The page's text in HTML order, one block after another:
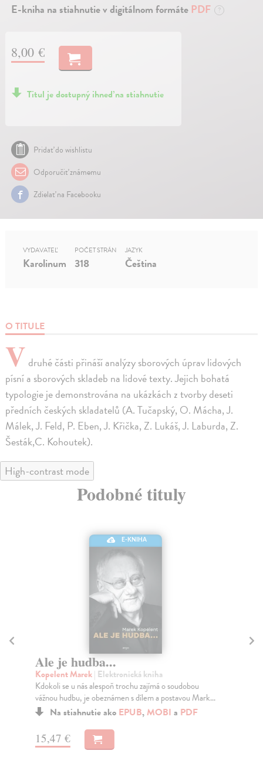
E-kniha na stiahnutie v digitálnom formáte PDF ?
8,00 €
Titul je dostupný ihneď na stiahnutie
Pridať do wishlistu
Odporučiť známemu
Zdielať na Facebooku
O TITULE
V druhé části přináší analýzy sborových úprav lidových
písní a sborových skladeb na lidové texty. Jejich bohatá
typologie je demonstrována na ukázkách z tvorby deseti
předních českých skladatelů (A. Tučapský, O. Mácha, J.
Málek, J. Feld, P. Eben, J. Křička, Z. Lukáš, J. Laburda, Z.
Šesták,C. Kohoutek).
VYDAVATEĽ
Karolinum
POČET STRÁN
318
JAZYK
Čeština
High-contrast mode
Podobné tituly
E-KNIHA
Ale je hudba...
Kopelent Marek| Elektronická kniha
Kdokoli se u nás alespoň trochu zajímá o soudobou
vážnou hudbu, je obeznámen s dílem a postavou Mark...
Na stiahnutie ako EPUB,MOBI a PDF
15,47 €